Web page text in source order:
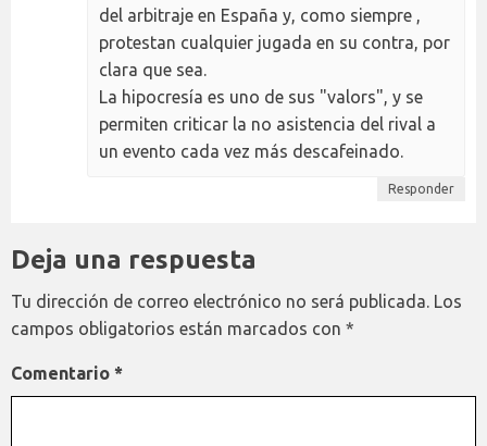
del arbitraje en España y, como siempre ,
protestan cualquier jugada en su contra, por
clara que sea.
La hipocresía es uno de sus "valors", y se
permiten criticar la no asistencia del rival a
un evento cada vez más descafeinado.
Responder
Deja una respuesta
Tu dirección de correo electrónico no será publicada. Los
campos obligatorios están marcados con *
Comentario *